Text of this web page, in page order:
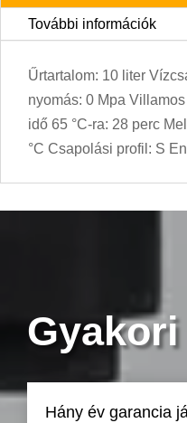
További információk
Űrtartalom: 10 liter
nyomás: 0 Mpa
idő 65 °C-ra: 28 perc
°C Csapolási profil: S
Hány év garancia